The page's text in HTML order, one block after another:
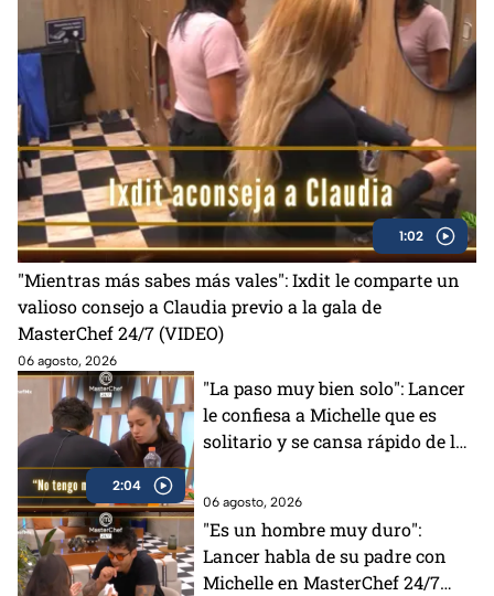
1:02
"Mientras más sabes más vales": Ixdit le comparte un
valioso consejo a Claudia previo a la gala de
MasterChef 24/7 (VIDEO)
06 agosto, 2026
2:04
"La paso muy bien solo": Lancer
le confiesa a Michelle que es
solitario y se cansa rápido de la
06 agosto, 2026
"Es un hombre muy duro":
Lancer habla de su padre con
Michelle en MasterChef 24/7